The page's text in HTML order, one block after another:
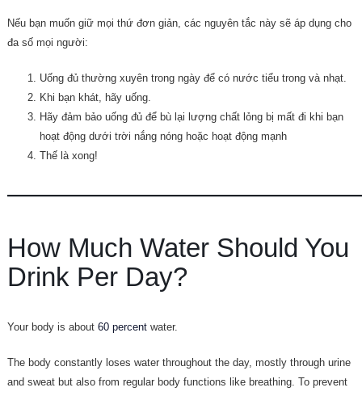
Nếu bạn muốn giữ mọi thứ đơn giản, các nguyên tắc này sẽ áp dụng cho
đa số mọi người:
Uống đủ thường xuyên trong ngày để có nước tiểu trong và nhạt.
Khi bạn khát, hãy uống.
Hãy đảm bảo uống đủ để bù lại lượng chất lỏng bị mất đi khi bạn
hoạt động dưới trời nắng nóng hoặc hoạt động mạnh
Thế là xong!
How Much Water Should You
Drink Per Day?
Your body is about 60 percent water.
The body constantly loses water throughout the day, mostly through urine
and sweat but also from regular body functions like breathing. To prevent